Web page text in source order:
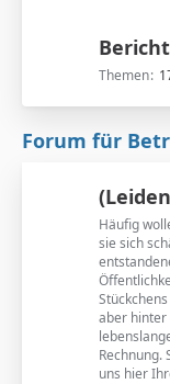
Themen
Forum für
Häufig
sie sich
aber hinter
Rechnung.
uns hier